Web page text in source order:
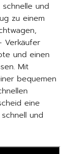
und
zu einem
Verkäufer
und einen
Mit
bequemen
eine
und